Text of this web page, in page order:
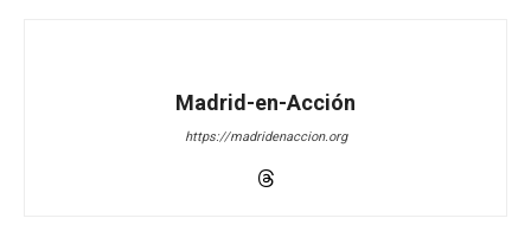
Madrid-en-Acción
https://madridenaccion.org